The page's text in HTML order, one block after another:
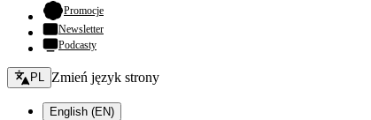
Promocje- otwiera się w nowej karcie
Newsletter
Podcasty
Zmień język - bieżący:
PL Zmień język strony
English (EN)